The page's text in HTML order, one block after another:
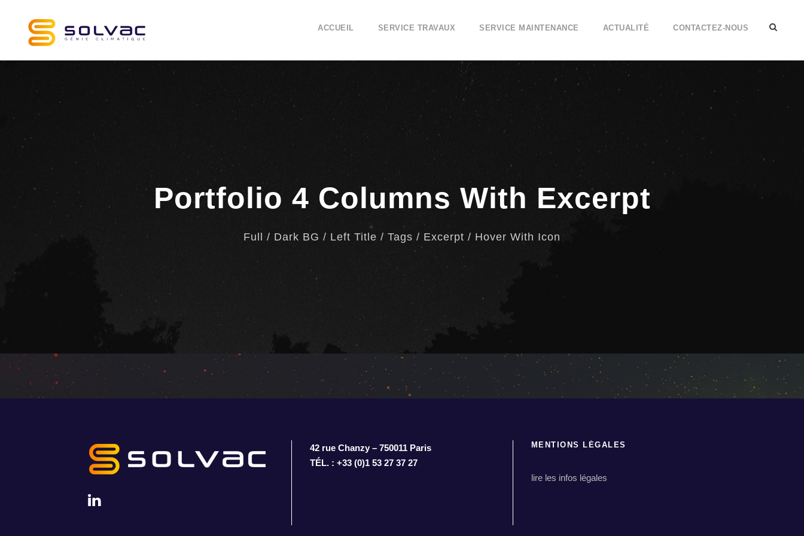
ACCUEIL SERVICE TRAVAUX SERVICE MAINTENANCE ACTUALITÉ CONTACTEZ-NOUS
Portfolio 4 Columns With Excerpt
Full / Dark BG / Left Title / Tags / Excerpt / Hover With Icon
42 rue Chanzy – 750011 Paris
TÉL. : +33 (0)1 53 27 37 27
MENTIONS LÉGALES
lire les infos légales